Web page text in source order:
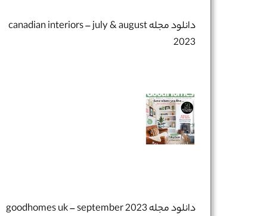
دانلود مجله canadian interiors – july & august
2023
دانلود مجله goodhomes uk – september 2023